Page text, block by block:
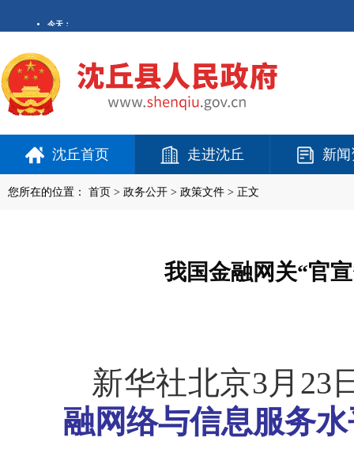
沈丘首页 走进沈丘 新
您所在的位置： 首页 > 政务公开 > 政策文件 > 正文
我国金融网关“官
新华社北京3月23
融网络与信息服务